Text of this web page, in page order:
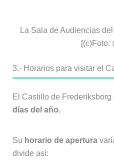
El Castillo de
Suhorario de apertura
Entre abril y
mañana a las 5 de